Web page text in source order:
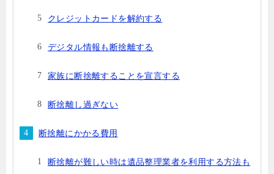
クレジットカードを解約する
デジタル情報も断捨離する
家族に断捨離することを宣言する
断捨離し過ぎない
断捨離にかかる費用
断捨離が難しい時は遺品整理業者を利用する方法も